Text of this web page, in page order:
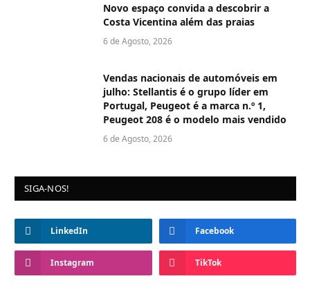
Novo espaço convida a descobrir a
Costa Vicentina além das praias
6 de Agosto, 2026
Vendas nacionais de automóveis em
julho: Stellantis é o grupo líder em
Portugal, Peugeot é a marca n.º 1,
Peugeot 208 é o modelo mais vendido
6 de Agosto, 2026
SIGA-NOS!
LinkedIn Facebook
Instagram TikTok